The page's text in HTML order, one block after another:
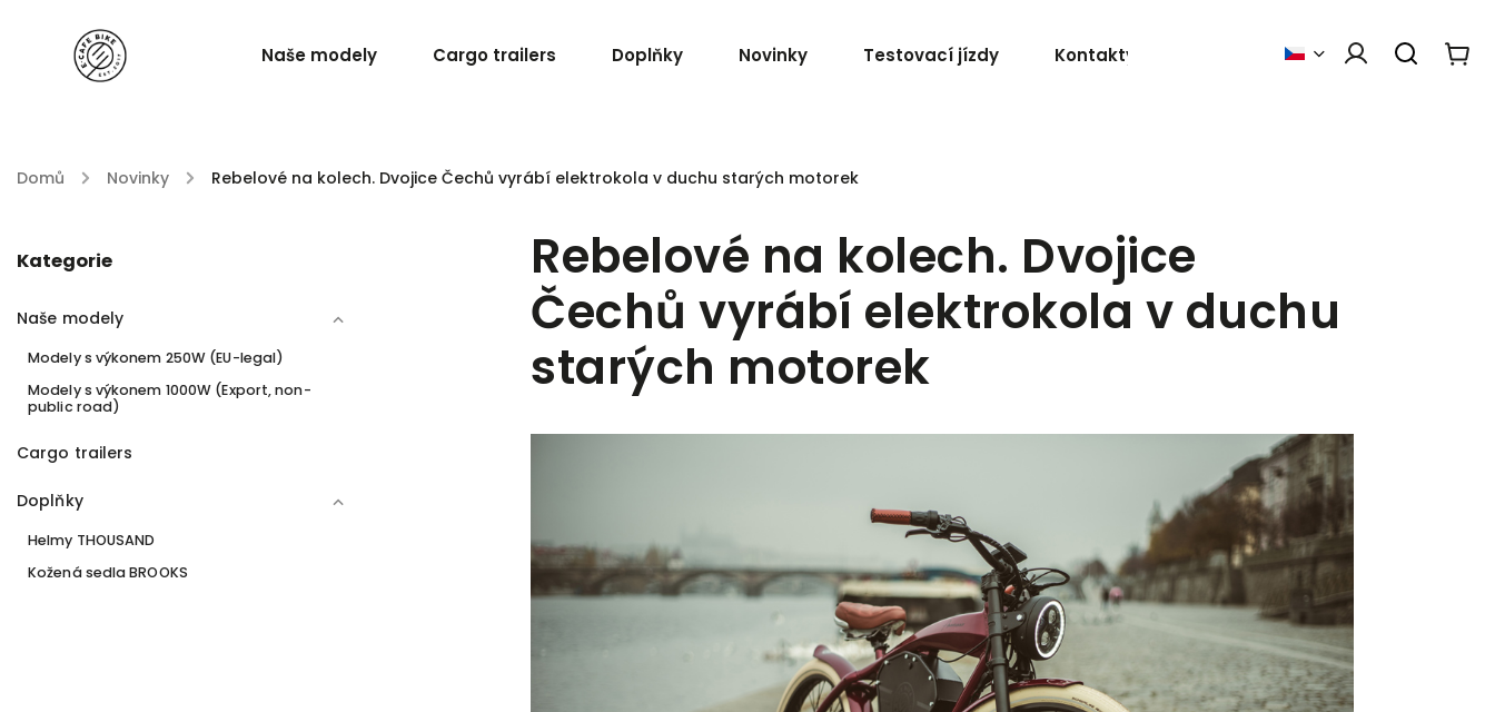
Naše modely Cargo trailers Doplňky Novinky Testovací jízdy Kontakty
Domů / Novinky / Rebelové na kolech. Dvojice Čechů vyrábí elektrokola v duchu starých motorek
Kategorie
Naše modely
Modely s výkonem 250W (EU-legal)
Modely s výkonem 1000W (Export, non-
public road)
Cargo trailers
Doplňky
Helmy THOUSAND
Kožená sedla BROOKS
Rebelové na kolech. Dvojice
Čechů vyrábí elektrokola v duchu
starých motorek